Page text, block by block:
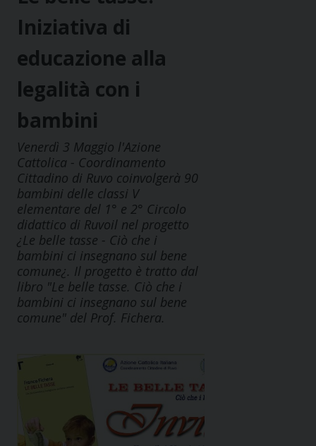
Iniziativa di
educazione alla
legalità con i
bambini
Venerdì 3 Maggio l'Azione
Cattolica - Coordinamento
Cittadino di Ruvo coinvolgerà 90
bambini delle classi V
elementare del 1° e 2° Circolo
didattico di Ruvoil nel progetto
¿Le belle tasse - Ciò che i
bambini ci insegnano sul bene
comune¿. Il progetto è tratto dal
libro "Le belle tasse. Ciò che i
bambini ci insegnano sul bene
comune" del Prof. Fichera.